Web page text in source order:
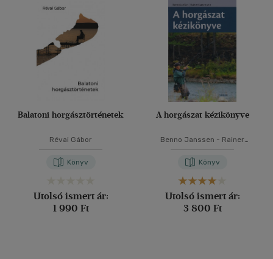
Balatoni horgásztörténetek
Révai Gábor
Könyv
Utolsó ismert ár:
1 990 Ft
A horgászat kézikönyve
Benno Janssen - Rainer
Könyv
Utolsó ismert ár:
3 800 Ft